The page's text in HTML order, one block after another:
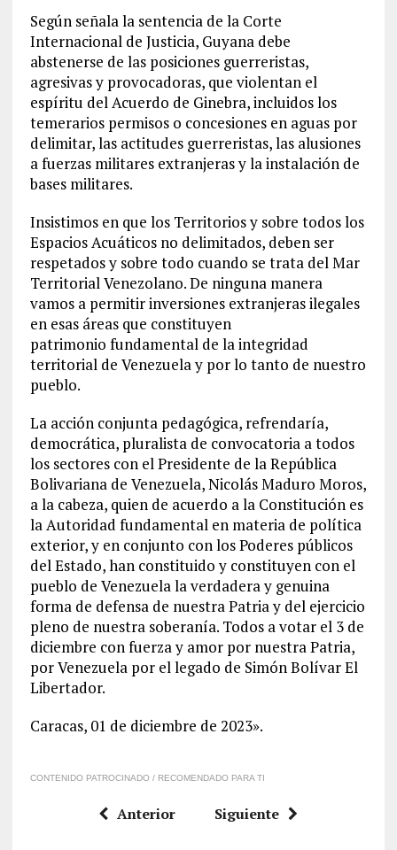
Según señala la sentencia de la Corte
Internacional de Justicia, Guyana debe
abstenerse de las posiciones guerreristas,
agresivas y provocadoras, que violentan el
espíritu del Acuerdo de Ginebra, incluidos los
temerarios permisos o concesiones en aguas por
delimitar, las actitudes guerreristas, las alusiones
a fuerzas militares extranjeras y la instalación de
bases militares.
Insistimos en que los Territorios y sobre todos los
Espacios Acuáticos no delimitados, deben ser
respetados y sobre todo cuando se trata del Mar
Territorial Venezolano. De ninguna manera
vamos a permitir inversiones extranjeras ilegales
en esas áreas que constituyen
patrimonio fundamental de la integridad
territorial de Venezuela y por lo tanto de nuestro
pueblo.
La acción conjunta pedagógica, refrendaría,
democrática, pluralista de convocatoria a todos
los sectores con el Presidente de la República
Bolivariana de Venezuela, Nicolás Maduro Moros,
a la cabeza, quien de acuerdo a la Constitución es
la Autoridad fundamental en materia de política
exterior, y en conjunto con los Poderes públicos
del Estado, han constituido y constituyen con el
pueblo de Venezuela la verdadera y genuina
forma de defensa de nuestra Patria y del ejercicio
pleno de nuestra soberanía. Todos a votar el 3 de
diciembre con fuerza y amor por nuestra Patria,
por Venezuela por el legado de Simón Bolívar El
Libertador.
Caracas, 01 de diciembre de 2023».
CONTENIDO PATROCINADO / RECOMENDADO PARA TI
Anterior Siguiente